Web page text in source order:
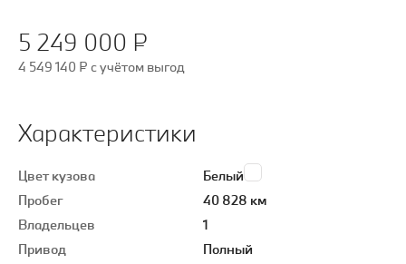
5 249 000 ₽
4 549 140 ₽ c учётом выгод
Характеристики
Цвет кузова
Белый
Пробег
40 828 км
Владельцев
1
Привод
Полный